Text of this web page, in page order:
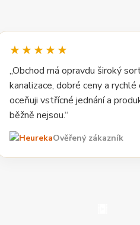
★★★★★
„Obchod má opravdu široký
kanalizace, dobré ceny a rychlé
oceňuji vstřícné jednání a
běžně nejsou.“
Ověřený zákazník